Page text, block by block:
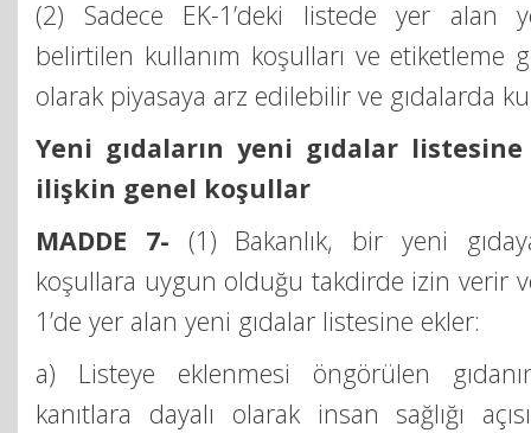
(2) Sadece EK-1’deki listede yer alan
belirtilen kullanım koşulları ve etiketleme
olarak piyasaya arz edilebilir ve gıdalarda
Yeni gıdaların yeni gıdalar
ilişkin genel koşullar
MADDE 7- (1) Bakanlık, bir yeni
koşullara uygun olduğu takdirde izin verir
1’de yer alan yeni gıdalar listesine ekler:
a) Listeye eklenmesi öngörülen
kanıtlara dayalı olarak insan sağlığı